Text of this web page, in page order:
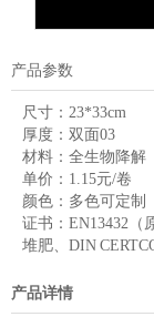
产品参数
尺寸： 23*33cm
厚度： 双面03
材料： 全生物降解
单价： 1.15元/卷
颜色： 多色可定制
证书： EN13432（
堆肥、DIN
产品详情